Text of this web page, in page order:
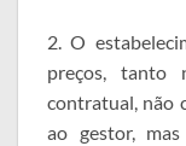
2. O
preços, tanto
contratual, não
ao gestor,